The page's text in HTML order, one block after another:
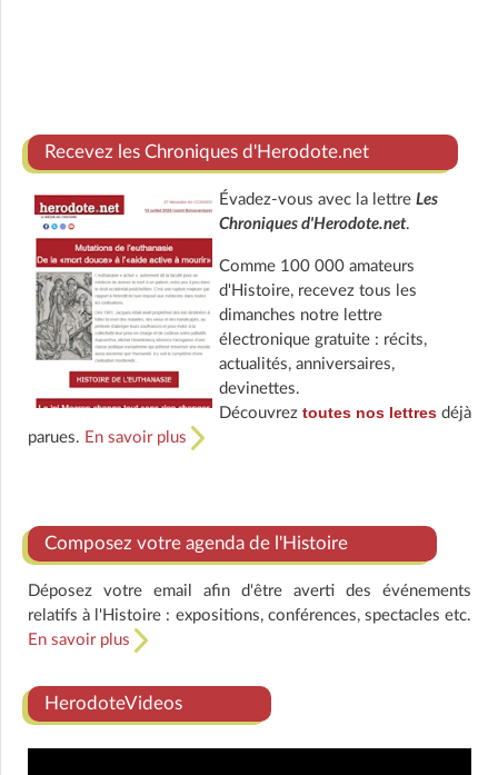
Recevez les Chroniques d'Herodote.net
Évadez-vous avec la lettre Les
Chroniques d'Herodote.net.
Comme 100 000 amateurs
d'Histoire, recevez tous les
dimanches notre lettre
électronique gratuite : récits,
actualités, anniversaires,
devinettes.
Découvrez toutes nos lettresdéjà
parues. En savoir plus
Composez votre agenda de l'Histoire
Déposez votre email afin d'être averti des événements
relatifs à l'Histoire : expositions, conférences, spectacles etc.
En savoir plus
HerodoteVideos